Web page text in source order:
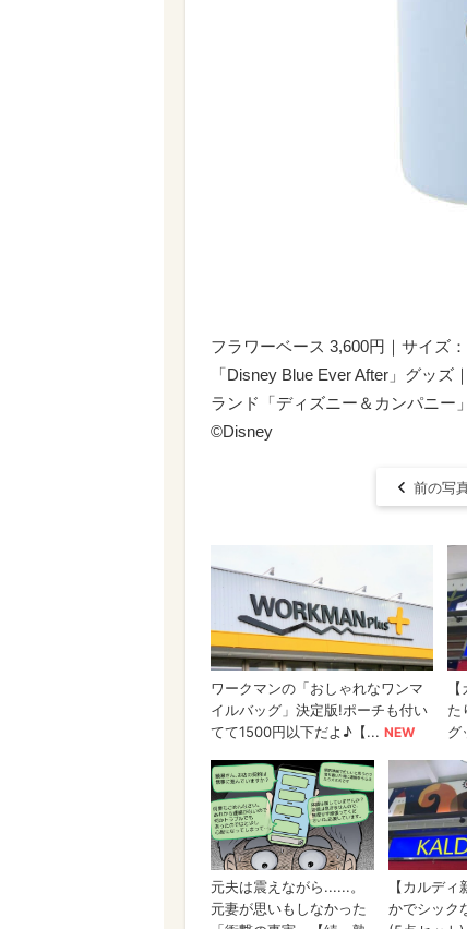
フラワーベース 3,600円｜サイズ
「Disney Blue Ever After」グッ
ランド「ディズニー＆カンパニー
©︎Disney
前の写